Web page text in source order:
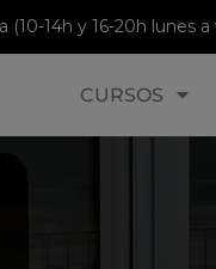
14h y 16-20h lunes a
CURSOS